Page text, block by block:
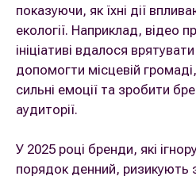
показуючи, як їхні дії
екології. Наприклад, відео
ініціативі вдалося
допомогти місцевій
сильні емоції та зробити
аудиторії.
У 2025 році бренди, які
порядок денний,